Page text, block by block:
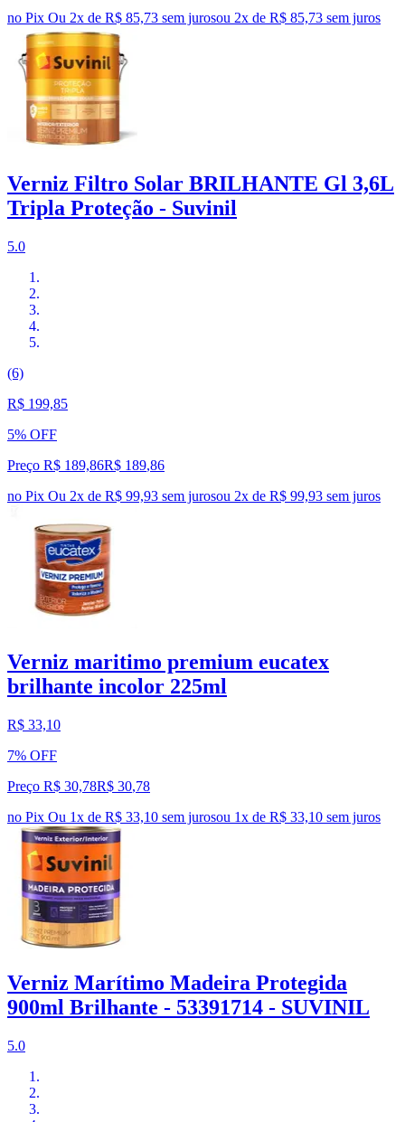
no Pix Ou 2x de R$ 85,73 sem jurosou 2x de R$ 85,73 sem juros
Verniz Filtro Solar BRILHANTE Gl 3,6L
Tripla Proteção - Suvinil
5.0
(6)
R$ 199,85
5% OFF
Preço R$ 189,86R$ 189,86
no Pix Ou 2x de R$ 99,93 sem jurosou 2x de R$ 99,93 sem juros
Verniz maritimo premium eucatex
brilhante incolor 225ml
R$ 33,10
7% OFF
Preço R$ 30,78R$ 30,78
no Pix Ou 1x de R$ 33,10 sem jurosou 1x de R$ 33,10 sem juros
Verniz Marítimo Madeira Protegida
900ml Brilhante - 53391714 - SUVINIL
5.0